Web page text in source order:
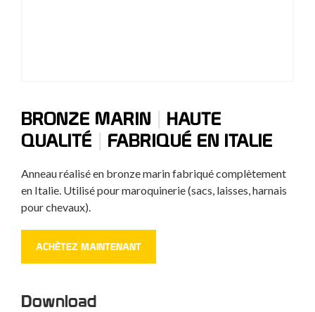
BRONZE MARIN | HAUTE
QUALITÉ | FABRIQUÉ EN ITALIE
Anneau réalisé en bronze marin fabriqué complètement
en Italie. Utilisé pour maroquinerie (sacs, laisses, harnais
pour chevaux).
ACHÈTEZ MAINTENANT
Download